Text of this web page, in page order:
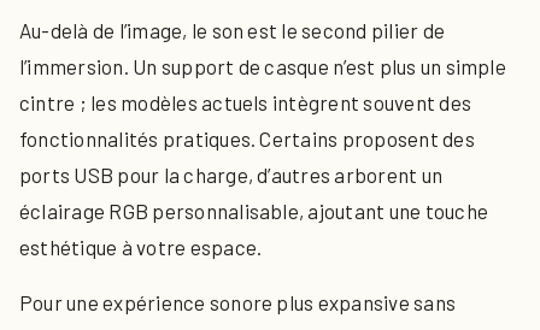
Au-delà de l’image, le son est le second pilier de
l’immersion. Un support de casque n’est plus un simple
cintre ; les modèles actuels intègrent souvent des
fonctionnalités pratiques. Certains proposent des
ports USB pour la charge, d’autres arborent un
éclairage RGB personnalisable, ajoutant une touche
esthétique à votre espace.
Pour une expérience sonore plus expansive sans